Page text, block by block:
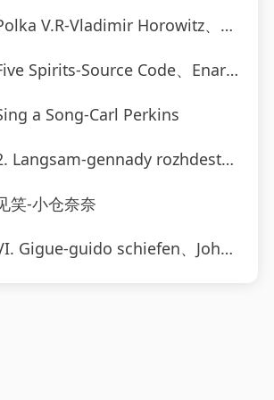
V.R-Vladimir Horowitz、Sergei Rachmaninoff
Spirits-Source Code、Enarxis
a Song-Carl Perkins
rozhdestvensky、jean martinon、Paris Conservatoire Orchestra
笑-小仓奈奈
guido schiefen、Johann Sebastian Bach